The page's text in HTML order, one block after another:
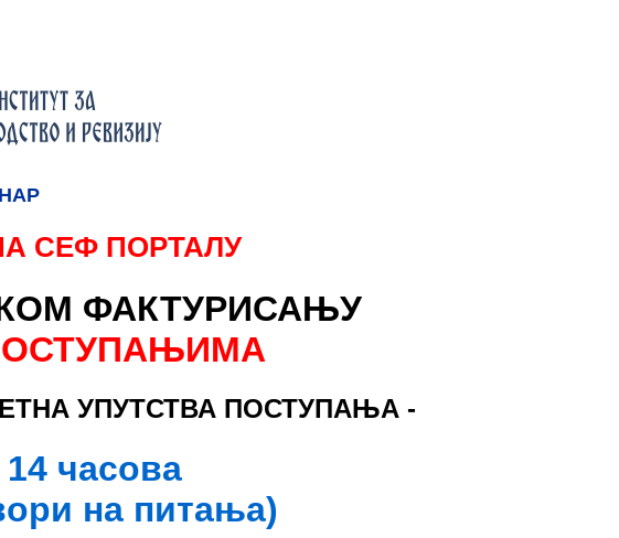
СЕФ ПОРТАЛУ
ФАКТУРИСАЊУ
УПУТСТВА ПОСТУПАЊА -
часова
на питања)